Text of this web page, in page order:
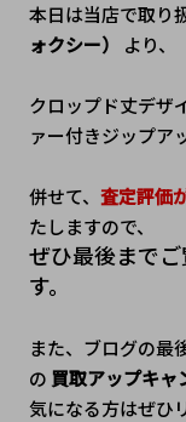
本日は当店で取り
ォクシー）
より、
クロップド丈デザ
ァー付きジップア
併せて、 査定評価
たしますので、
ぜひ最後まで
す。
また、ブログの最
の 買取アップキャ
気になる方はぜひ